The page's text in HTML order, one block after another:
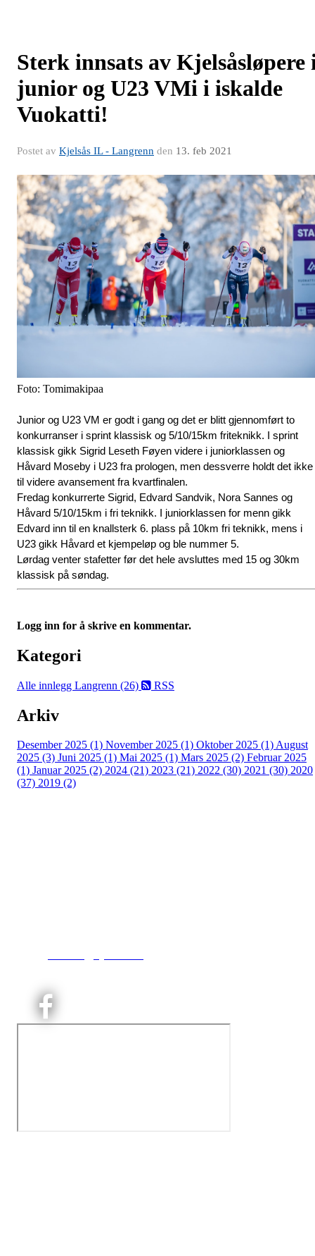
Sterk innsats av Kjelsåsløpere
junior og U23 VMi i iskalde
Vuokatti!
Postet av Kjelsås IL - Langrenn den 13. feb 2021
Foto: Tomimakipaa
Junior og U23 VM er godt i gang og det er blitt gjennomført to
konkurranser i sprint klassisk og 5/10/15km friteknikk. I sprint
klassisk gikk Sigrid Leseth Føyen videre i juniorklassen og
Håvard Moseby i U23 fra prologen, men dessverre holdt det ikke
til videre avansement fra kvartfinalen.
Fredag konkurrerte Sigrid, Edvard Sandvik, Nora Sannes og
Håvard 5/10/15km i fri teknikk. I juniorklassen for menn gikk
Edvard inn til en knallsterk 6. plass på 10km fri teknikk, mens i
U23 gikk Håvard et kjempeløp og ble nummer 5.
Lørdag venter stafetter før det hele avsluttes med 15 og 30km
klassisk på søndag.
Logg inn for å skrive en kommentar.
Kategori
Alle innlegg Langrenn (26) RSS
Arkiv
Desember 2025 (1) November 2025 (1) Oktober 2025 (1)August
2025 (3) Juni 2025 (1) Mai 2025 (1) Mars 2025 (2) Februar 2025
(1) Januar 2025 (2) 2024 (21) 2023 (21) 2022 (30) 2021 (30) 2020
(37) 2019 (2)